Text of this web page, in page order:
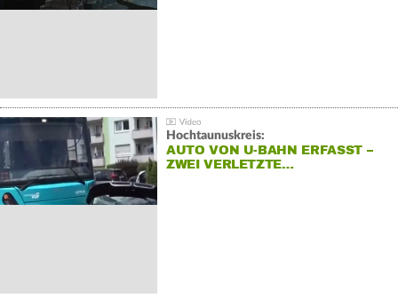
Hochtaunuskreis:
AUTO VON U-BAHN ERFASST –
ZWEI VERLETZTE…